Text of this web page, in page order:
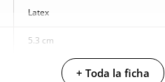
Latex
5.3 cm
+ Toda la ficha